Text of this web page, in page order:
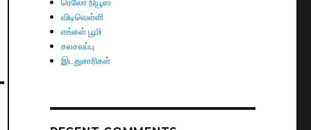
விடிவெள்ளி
எங்கள் பூமி
சலசலப்பு
இடதுசாரிகள்